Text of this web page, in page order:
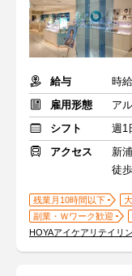
給与
時
雇用形態
ア
シフト
週1
アクセス
新
徒
残業月10時間以下
副業・Ｗワーク歓迎
HOYAアイケアリテイリ